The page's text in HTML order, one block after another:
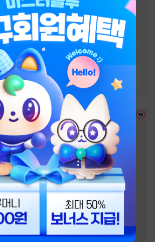
행본]
#능력녀
# 첫사랑 #
운명적사랑
#재회물 절륜남 #오해
#다정남 # 순정남
몸정>맘정 #재벌남
상처남 #순진녀
#능력남 상처녀 #직진남